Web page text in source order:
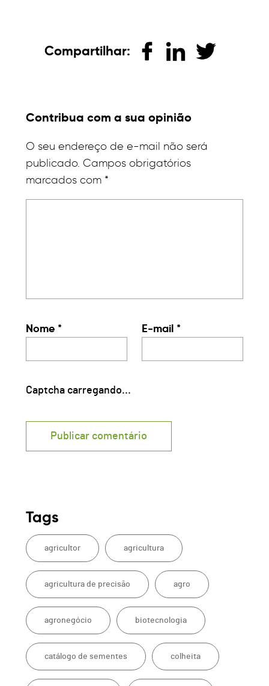
Compartilhar:
Contribua com a sua opinião
O seu endereço de e-mail não será
publicado. Campos obrigatórios
marcados com *
Nome * E-mail *
Captcha carregando...
Tags
agricultor agricultura
agricultura de precisão agro
agronegócio biotecnologia
catálogo de sementes colheita